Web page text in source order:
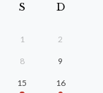
S D
1 2
8 9
15 16